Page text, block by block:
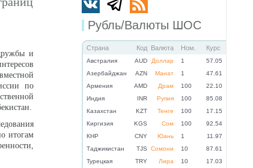
Рубль/Валюты ШОС
Страна Код Валюта Ном. Курс
Австралия AUD Доллар 1
57.05
Азербайджан
AZN Манат 1
47.61
Армения
AMD Драм 100
22.10
Индия
INR Рупия 100
85.08
Казахстан
KZT Тенге 100
17.15
Киргизия
KGS Сом 100
92.54
КНР
CNY Юань 1
11.97
Таджикистан
TJS Сомони 10
87.61
Турецкая
TRY Лира 10
17.03
и
по
итогам